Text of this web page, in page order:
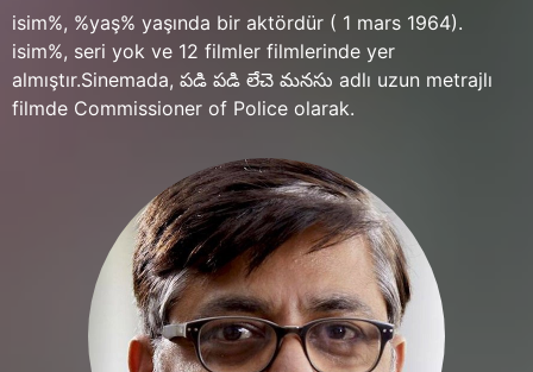
isim%, %yaş% yaşında bir aktördür ( 1 mars 1964).
isim%, seri yok ve 12 filmler filmlerinde yer
almıştır.Sinemada, పడి పడి లేచె మనసు adlı uzun metrajlı
filmde Commissioner of Police olarak.